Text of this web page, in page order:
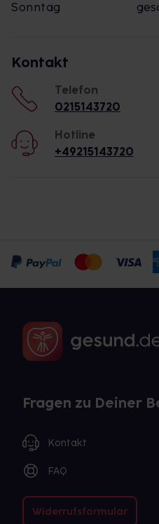
Sonntag
Kontakt
Telefon
0215143720
Hotline
+49215143720
Fragen zu Deiner
Kontakt
FAQ
Widerrufsformular